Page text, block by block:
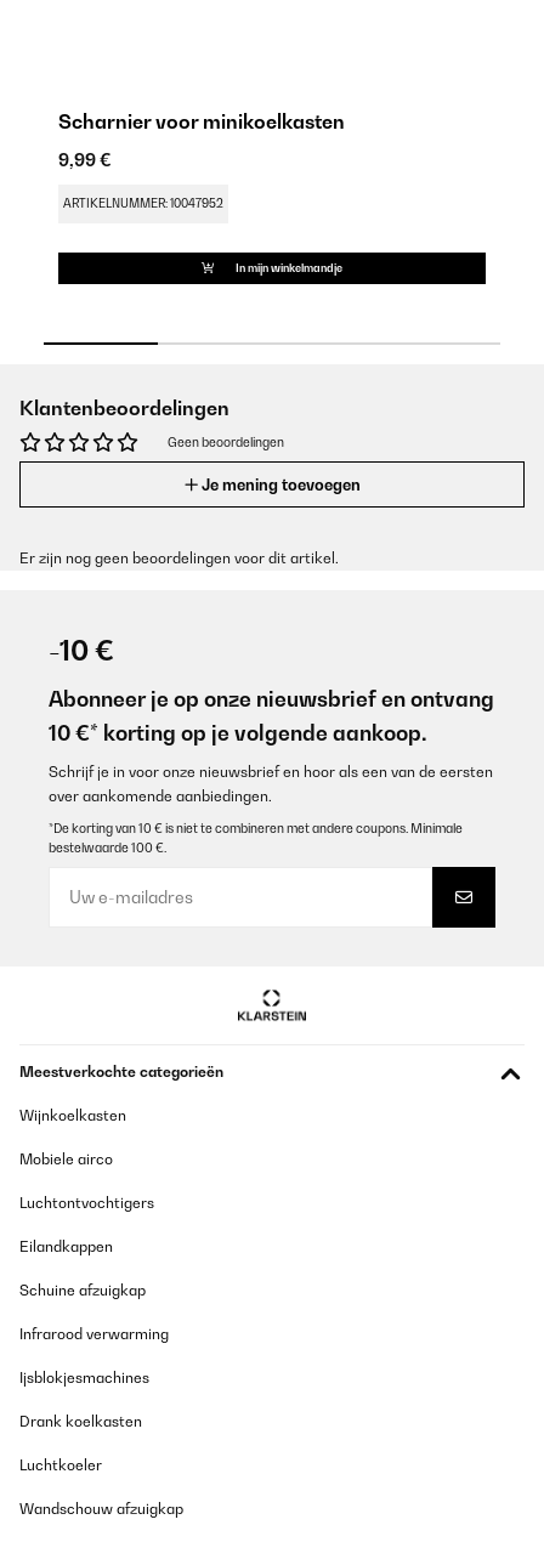
Scharnier voor minikoelkasten
9,99 €
ARTIKELNUMMER: 10047952
In mijn winkelmandje
Klantenbeoordelingen
Geen beoordelingen
Je mening toevoegen
Er zijn nog geen beoordelingen voor dit artikel.
-10 €
Abonneer je op onze nieuwsbrief en ontvang
10 €* korting op je volgende aankoop.
Schrijf je in voor onze nieuwsbrief en hoor als een van de eersten
over aankomende aanbiedingen.
*De korting van 10 € is niet te combineren met andere coupons. Minimale
bestelwaarde 100 €.
Meestverkochte categorieën
Wijnkoelkasten
Mobiele airco
Luchtontvochtigers
Eilandkappen
Schuine afzuigkap
Infrarood verwarming
Ijsblokjesmachines
Drank koelkasten
Luchtkoeler
Wandschouw afzuigkap